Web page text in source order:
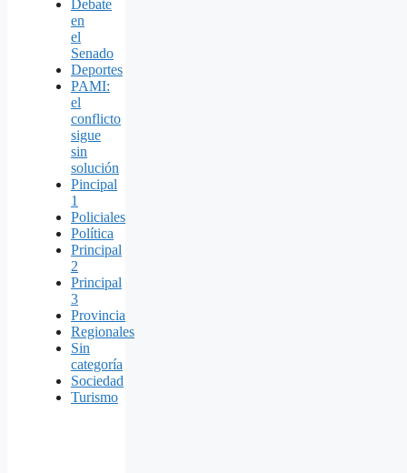
Debate
en
el
Senado
Deportes
PAMI:
el
conflicto
sigue
sin
solución
Pincipal
1
Policiales
Política
Principal
2
Principal
3
Provincia
Regionales
Sin
categoría
Sociedad
Turismo